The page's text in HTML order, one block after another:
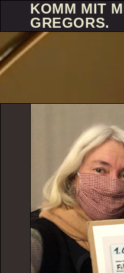
KOMM MIT
GREGORS.